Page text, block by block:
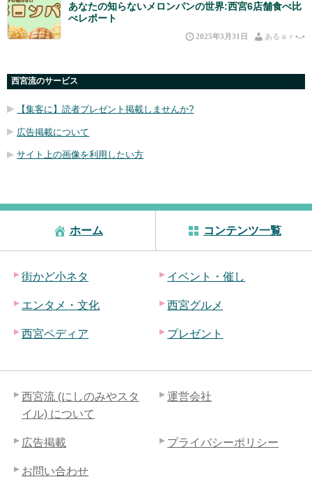
あなたの知らないメロンパンの世界:西宮6店舗食べ比
べレポート
2025年3月31日 あるａｒ•⁠ᴗ⁠•⁠
西宮流のサービス
【集客に】読者プレゼント掲載しませんか?
広告掲載について
サイト上の画像を利用したい方
ホーム コンテンツ一覧
街かど小ネタ イベント・催し
エンタメ・文化 西宮グルメ
西宮ペディア プレゼント
西宮流 (にしのみやスタ
イル) について
運営会社
広告掲載 プライバシーポリシー
お問い合わせ